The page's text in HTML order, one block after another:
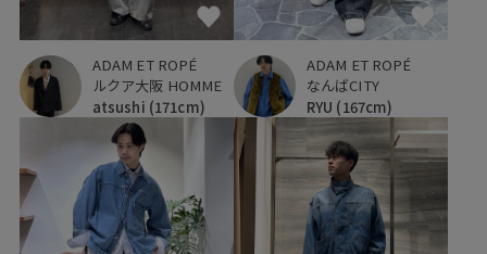
ADAM ET ROPÉ
ルクア大阪 HOMME
atsushi (171cm)
ADAM ET ROPÉ
なんばCITY
RYU (167cm)